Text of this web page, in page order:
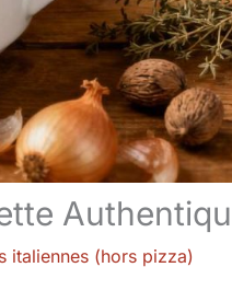
italiennes (hors pizza)